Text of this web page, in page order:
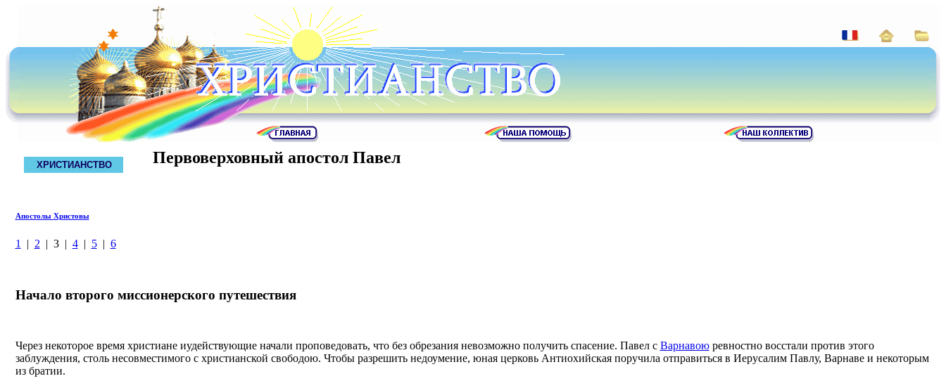
ХРИСТИАНСТВО Первоверховный апостол Павел
Апостолы Христовы
1 | 2 | 3 | 4| 5| 6
Начало второго миссионерского путешествия
Через некоторое время христиане иудействующие начали проповедовать, что без обрезания невозможно получить спасение. Павел с Варнавоюревностно восстали против этого
заблуждения, столь несовместимого с христианской свободою. Чтобы разрешить недоумение, юная церковь Антиохийская поручила отправиться в Иерусалим Павлу, Варнаве и некоторым
из братии.